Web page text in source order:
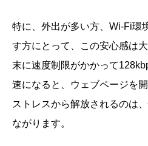
特に、外出が多い方、Wi-Fi環
す方にとって、この安心感は
末に速度制限がかかって
速になると、ウェブページを
ストレスから解放されるのは
ながります。